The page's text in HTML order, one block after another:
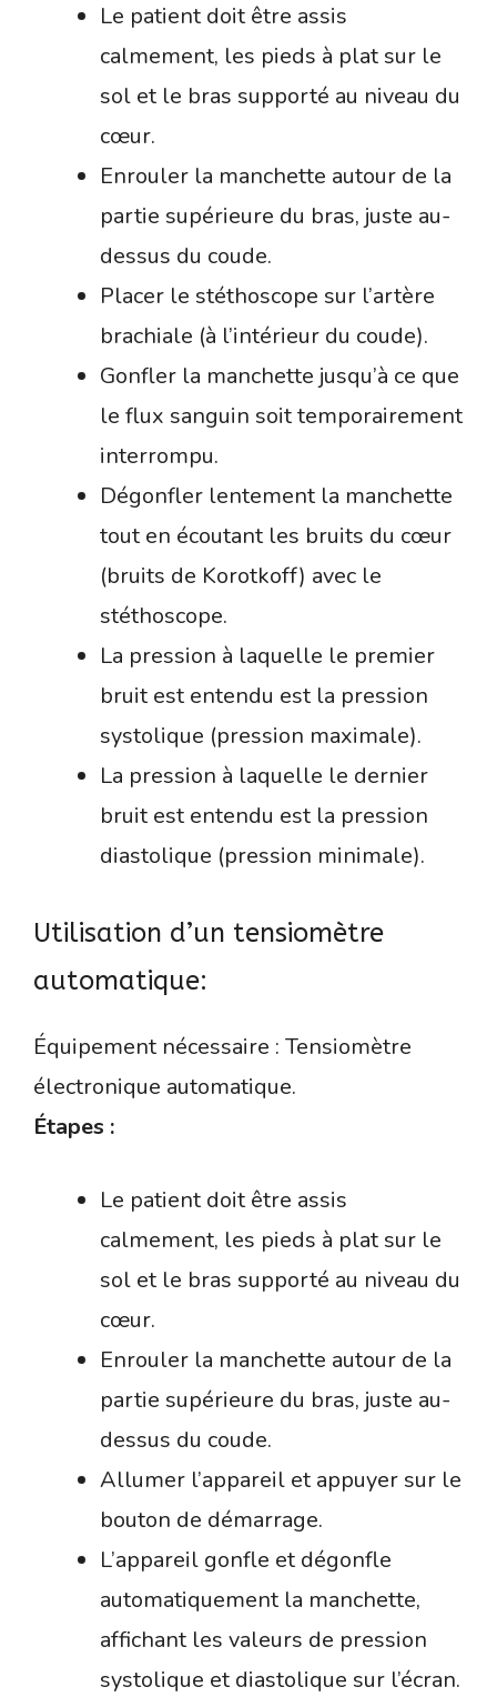
Le patient doit être assis
calmement, les pieds à plat sur le
sol et le bras supporté au niveau du
cœur.
Enrouler la manchette autour de la
partie supérieure du bras, juste au-
dessus du coude.
Placer le stéthoscope sur l’artère
brachiale (à l’intérieur du coude).
Gonfler la manchette jusqu’à ce que
le flux sanguin soit temporairement
interrompu.
Dégonfler lentement la manchette
tout en écoutant les bruits du cœur
(bruits de Korotkoff) avec le
stéthoscope.
La pression à laquelle le premier
bruit est entendu est la pression
systolique (pression maximale).
La pression à laquelle le dernier
bruit est entendu est la pression
diastolique (pression minimale).
Utilisation d’un tensiomètre
automatique:
Équipement nécessaire : Tensiomètre
électronique automatique.
Étapes :
Le patient doit être assis
calmement, les pieds à plat sur le
sol et le bras supporté au niveau du
cœur.
Enrouler la manchette autour de la
partie supérieure du bras, juste au-
dessus du coude.
Allumer l’appareil et appuyer sur le
bouton de démarrage.
L’appareil gonfle et dégonfle
automatiquement la manchette,
affichant les valeurs de pression
systolique et diastolique sur l’écran.